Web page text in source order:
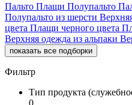
Пальто Плащи Полупальто
Полупальто из шерсти
цвета Плащи черного цвета
Верхняя одежда из альпаки
показать все подборки
Фильтр
Тип продукта
0